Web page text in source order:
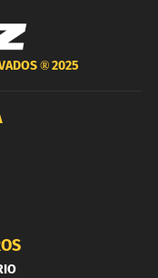
®2025